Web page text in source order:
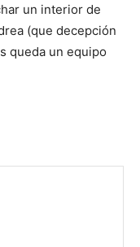
un interior de
(que decepción
queda un equipo